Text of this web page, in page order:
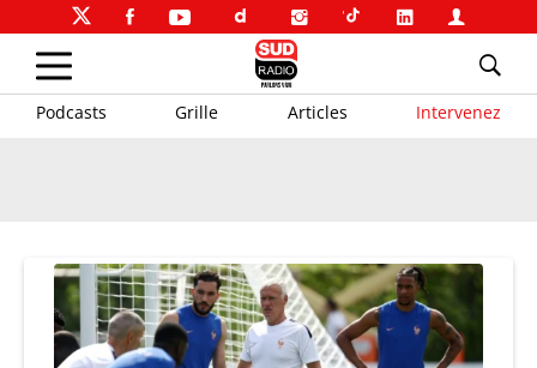
Podcasts Grille Articles Intervenez